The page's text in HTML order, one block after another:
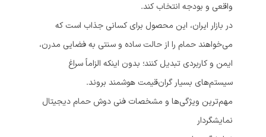
واقعی و بودجه انتخاب کند.
در بازار ایران، این محصول برای کسانی جذاب است که
می‌خواهند حمام را از حالت ساده و سنتی به فضایی مدرن،
ایمن و کاربردی تبدیل کنند؛ بدون اینکه الزاماً سراغ
سیستم‌های بسیار گران‌قیمت هوشمند بروند.
مهم‌ترین ویژگی‌ها و مشخصات فنی دوش حمام دیجیتال
نمایشگردار